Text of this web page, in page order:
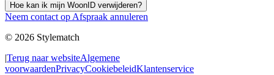
Hoe kan ik mijn WoonID verwijderen?
Neem contact op Afspraak annuleren
© 2026 Stylematch
|Terug naar websiteAlgemene
voorwaardenPrivacyCookiebeleidKlantenservice